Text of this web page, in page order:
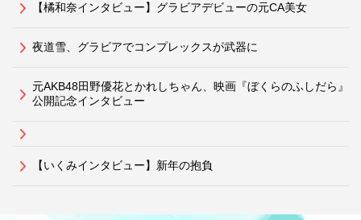
【橘和奈インタビュー】グラビアデビューの元CA美女
夜道雪、グラビアでコンプレックスが武器に
元AKB48田野優花とかれしちゃん、映画『ぼくらのふしだら』
公開記念インタビュー
【いくみインタビュー】新年の抱負